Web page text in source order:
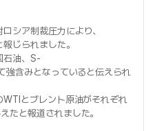
シア制裁圧力により、
じられました。
石油、S-
強含みとなっていると伝えられ
とブレント原油がそれぞれ
たと報道されました。